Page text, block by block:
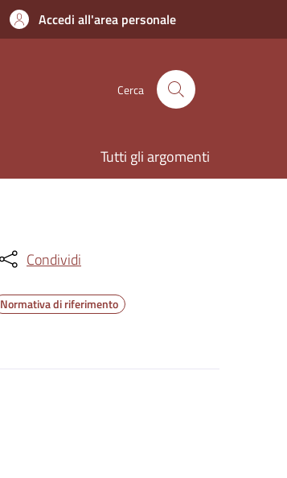
Accedi all'area personale
Cerca
Tutti gli argomenti
Condividi
Normativa di riferimento